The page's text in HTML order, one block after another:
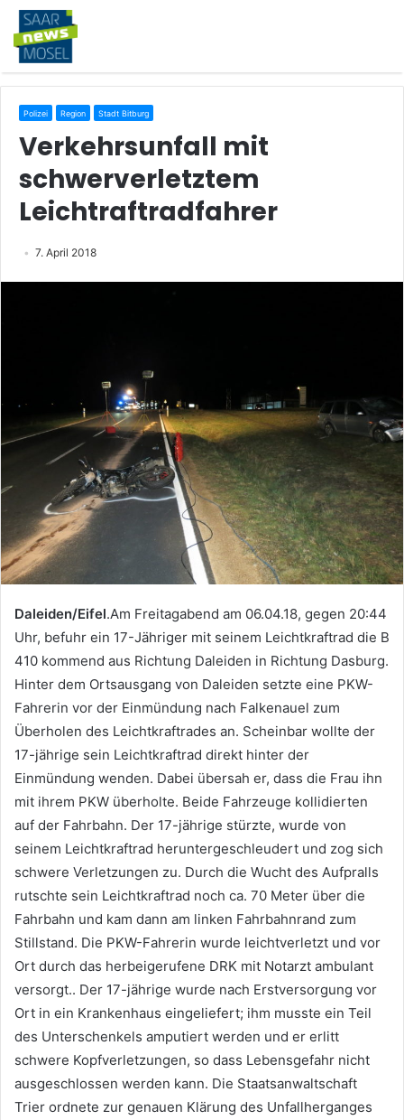
Polizei Region Stadt Bitburg
Verkehrsunfall mit
schwerverletztem
Leichtraftradfahrer
7. April 2018
Daleiden/Eifel.Am Freitagabend am 06.04.18, gegen 20:44
Uhr, befuhr ein 17-Jähriger mit seinem Leichtkraftrad die B
410 kommend aus Richtung Daleiden in Richtung Dasburg.
Hinter dem Ortsausgang von Daleiden setzte eine PKW-
Fahrerin vor der Einmündung nach Falkenauel zum
Überholen des Leichtkraftrades an. Scheinbar wollte der
17-jährige sein Leichtkraftrad direkt hinter der
Einmündung wenden. Dabei übersah er, dass die Frau ihn
mit ihrem PKW überholte. Beide Fahrzeuge kollidierten
auf der Fahrbahn. Der 17-jährige stürzte, wurde von
seinem Leichtkraftrad heruntergeschleudert und zog sich
schwere Verletzungen zu. Durch die Wucht des Aufpralls
rutschte sein Leichtkraftrad noch ca. 70 Meter über die
Fahrbahn und kam dann am linken Fahrbahnrand zum
Stillstand. Die PKW-Fahrerin wurde leichtverletzt und vor
Ort durch das herbeigerufene DRK mit Notarzt ambulant
versorgt.. Der 17-jährige wurde nach Erstversorgung vor
Ort in ein Krankenhaus eingeliefert; ihm musste ein Teil
des Unterschenkels amputiert werden und er erlitt
schwere Kopfverletzungen, so dass Lebensgefahr nicht
ausgeschlossen werden kann. Die Staatsanwaltschaft
Trier ordnete zur genauen Klärung des Unfallherganges